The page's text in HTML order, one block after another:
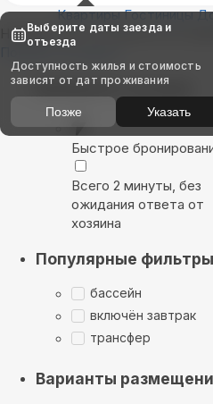
Квартиры Гостиницы
Найдём, где остановиться в
Показать на карте
Выбирайте лучшее
Быстрое
Всего 2 минуты, без
ожидания ответа от
хозяина
Популярные фильтры
бассейн
включён завтрак
трансфер
Варианты
Выберите даты заезда и
отъезда
Доступность жилья и стоимость
зависят от дат проживания
Позже Указать